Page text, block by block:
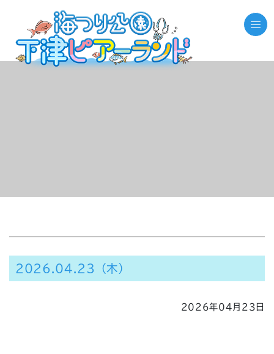
2026.04.23（木）
2026年04月23日